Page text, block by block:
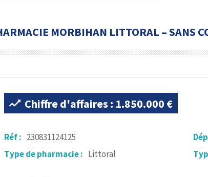
MORBIHAN LITTORAL – SANS
Chiffre d'affaires : 1.850.000 €
Réf : 230831124125
Type de pharmacie : Littoral